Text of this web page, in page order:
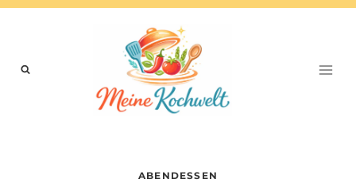
Skip
ABENDESSEN